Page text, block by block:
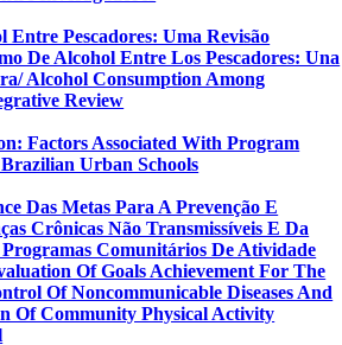
Entre Pescadores: Uma Revisão
De Alcohol Entre Los Pescadores: Una
Alcohol Consumption Among
Review
Factors Associated With Program
Urban Schools
Das Metas Para A Prevenção E
Crônicas Não Transmissíveis E Da
Comunitários De Atividade
Of Goals Achievement For The
Of Noncommunicable Diseases And
Of Community Physical Activity